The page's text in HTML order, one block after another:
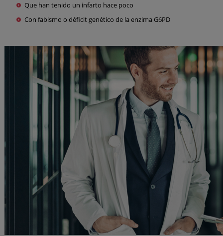
Que han tenido un infarto hace poco
Con fabismo o déficit genético de la enzima G6PD